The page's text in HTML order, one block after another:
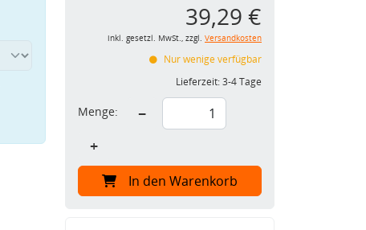
39,29 €
inkl. gesetzl. MwSt., zzgl. Versandkosten
Nur wenige verfügbar
Lieferzeit:3-4 Tage
Menge:
−
+
In den Warenkorb